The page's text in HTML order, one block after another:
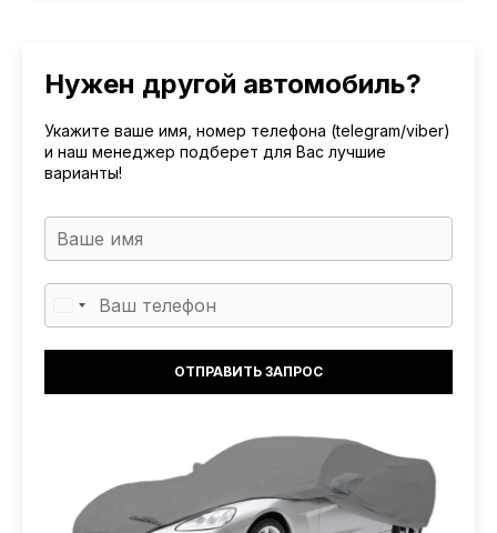
Нужен другой автомобиль?
Укажите ваше имя, номер телефона (telegram/viber)
и наш менеджер подберет для Вас лучшие
варианты!